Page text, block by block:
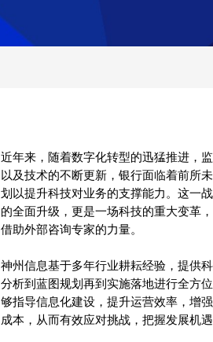
近年来，随着数字化转型的迅猛推进，
以及技术的不断更新，银行面临着前所
划以提升科技对业务的支撑能力。这一
的全面升级，更是一场科技的重大变革
借助外部咨询专家的力量。
神州信息基于多年行业耕耘经验，提供
分析到蓝图规划再到实施落地进行全方
够指导信息化建设，提升运营效率，增
成本，从而有效应对挑战，把握发展机